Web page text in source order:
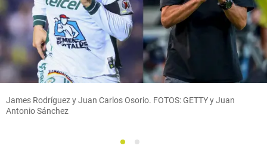
James Rodríguez y Juan Carlos Osorio. FOTOS: GETTY y Juan
Antonio Sánchez
1 2